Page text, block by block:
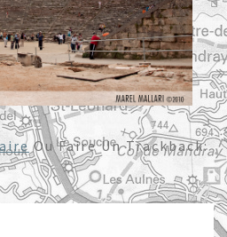
Ou Faire Un Trackback: